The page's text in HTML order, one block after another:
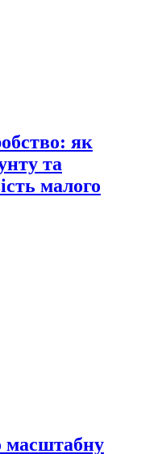
як
та
малого
масштабну